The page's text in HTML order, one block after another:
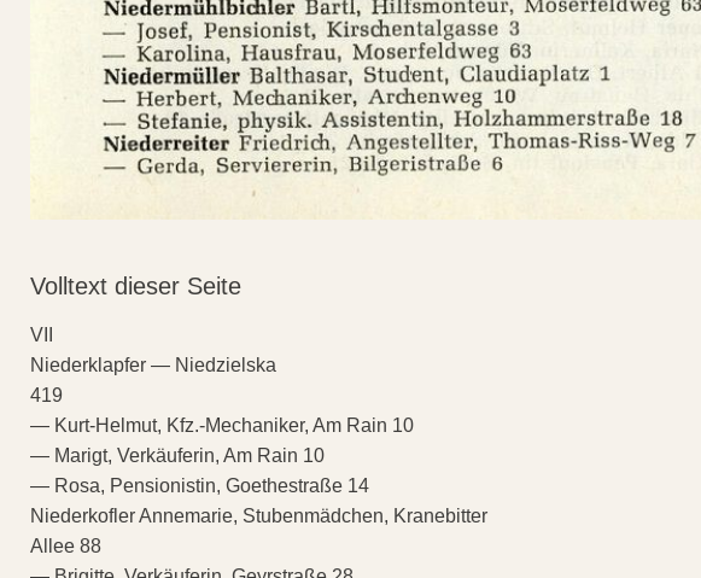
Volltext dieser Seite
VII
Niederklapfer — Niedzielska
419
— Kurt-Helmut, Kfz.-Mechaniker, Am Rain 10
— Marigt, Verkäuferin, Am Rain 10
— Rosa, Pensionistin, Goethestraße 14
Niederkofler Annemarie, Stubenmädchen, Kranebitter
Allee 88